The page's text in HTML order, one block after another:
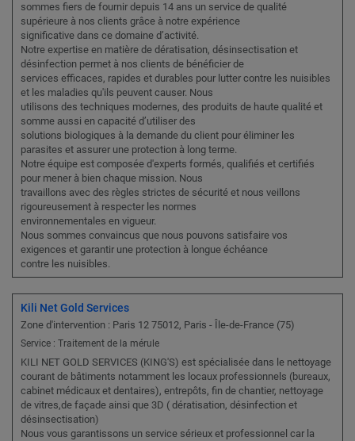
sommes fiers de fournir depuis 14 ans un service de qualité
supérieure à nos clients grâce à notre expérience
significative dans ce domaine d’activité.
Notre expertise en matière de dératisation, désinsectisation et
désinfection permet à nos clients de bénéficier de
services efficaces, rapides et durables pour lutter contre les nuisibles
et les maladies qu'ils peuvent causer. Nous
utilisons des techniques modernes, des produits de haute qualité et
somme aussi en capacité d’utiliser des
solutions biologiques à la demande du client pour éliminer les
parasites et assurer une protection à long terme.
Notre équipe est composée d'experts formés, qualifiés et certifiés
pour mener à bien chaque mission. Nous
travaillons avec des règles strictes de sécurité et nous veillons
rigoureusement à respecter les normes
environnementales en vigueur.
Nous sommes convaincus que nous pouvons satisfaire vos
exigences et garantir une protection à longue échéance
contre les nuisibles.
Kili Net Gold Services
Zone d'intervention : Paris 12 75012, Paris - Île-de-France (75)
Service : Traitement de la mérule
KILI NET GOLD SERVICES (KING'S) est spécialisée dans le nettoyage
courant de bâtiments notamment les locaux professionnels (bureaux,
cabinet médicaux et dentaires), entrepôts, fin de chantier, nettoyage
de vitres,de façade ainsi que 3D ( dératisation, désinfection et
désinsectisation)
Nous vous garantissons un service sérieux et professionnel car la